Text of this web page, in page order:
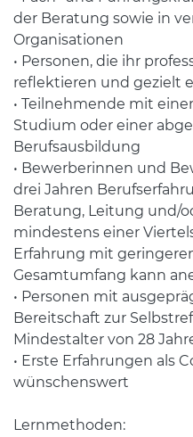
der Beratung sowie in
Organisationen
• Personen, die ihr
reflektieren und gezielt
• Teilnehmende mit
Studium oder einer
Berufsausbildung
• Bewerberinnen und
drei Jahren
Beratung, Leitung und/
mindestens einer
Erfahrung mit
Gesamtumfang kann
• Personen mit
Bereitschaft zur
Mindestalter von 28
• Erste Erfahrungen als
wünschenswert
Lernmethoden: